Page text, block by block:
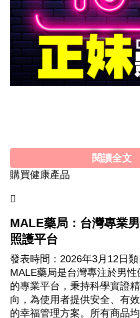
閱讀全文
購買健康產品

MALE藥局：台灣專業
照護平台
發表時間： 2026年3月12日
MALE藥局是台灣專注於男
的專業平台，秉持科學實證
向，為使用者提供安全、有
的幸福管理方案。所有商品